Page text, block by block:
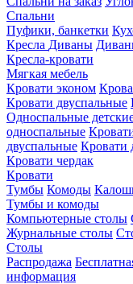
Спальни
Пуфики, банкетки
Кресла Диваны
Кресла-кровати
Мягкая мебель
Кровати эконом
Кровати двуспальные
Односпальные
односпальные
двуспальные Кровати
Кровати чердак
Кровати
Тумбы Комоды
Тумбы и комоды
Компьютерные столы
Журнальные столы
Столы
Распродажа
информация